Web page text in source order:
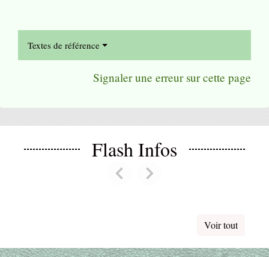
Textes de référence
Signaler une erreur sur cette page
Flash Infos
chevron_leftPreviouschevron_rightNext
Voir tout